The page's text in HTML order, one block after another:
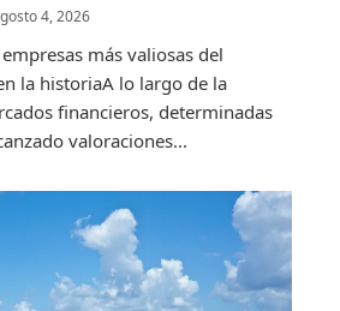
4, 2026
más valiosas del
la historiaA lo largo de la
financieros, determinadas
valoraciones...